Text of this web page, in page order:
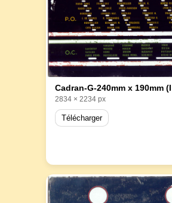
Cadran-G-240mm x 190mm
2834 × 2234 px
Télécharger